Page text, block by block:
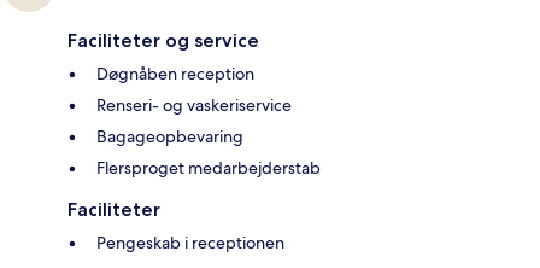
Faciliteter og service
Døgnåben reception
Renseri- og vaskeriservice
Bagageopbevaring
Flersproget medarbejderstab
Faciliteter
Pengeskab i receptionen